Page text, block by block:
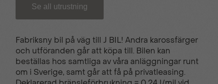
Adaptiv farthållare
Automatisk
klimatanläggning
Defroster sidospeglar
Se all utrustning
Fabriksny bil på väg till J BIL! Andra karossfärger
och utföranden går att köpa till. Bilen kan
beställas hos samtliga av våra anläggningar runt
om i Sverige, samt går att få på privatleasing.